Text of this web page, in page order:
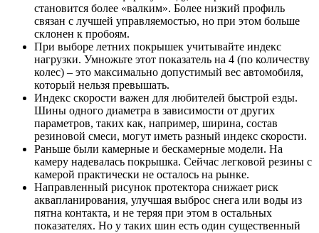
становится более «валким». Более низкий профиль
связан с лучшей управляемостью, но при этом больше
склонен к пробоям.
При выборе летних покрышек учитывайте индекс
нагрузки. Умножьте этот показатель на 4 (по количеству
колес) – это максимально допустимый вес автомобиля,
который нельзя превышать.
Индекс скорости важен для любителей быстрой езды.
Шины одного диаметра в зависимости от других
параметров, таких как, например, ширина, состав
резиновой смеси, могут иметь разный индекс скорости.
Раньше были камерные и бескамерные модели. На
камеру надевалась покрышка. Сейчас легковой резины с
камерой практически не осталось на рынке.
Направленный рисунок протектора снижает риск
аквапланирования, улучшая выброс снега или воды из
пятна контакта, и не теряя при этом в остальных
показателях. Но у таких шин есть один существенный